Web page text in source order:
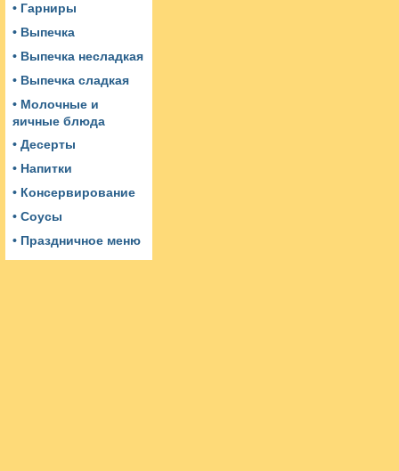
• Гарниры
• Выпечка
• Выпечка несладкая
• Выпечка сладкая
• Молочные и
яичные блюда
• Десерты
• Напитки
• Консервирование
• Соусы
• Праздничное меню